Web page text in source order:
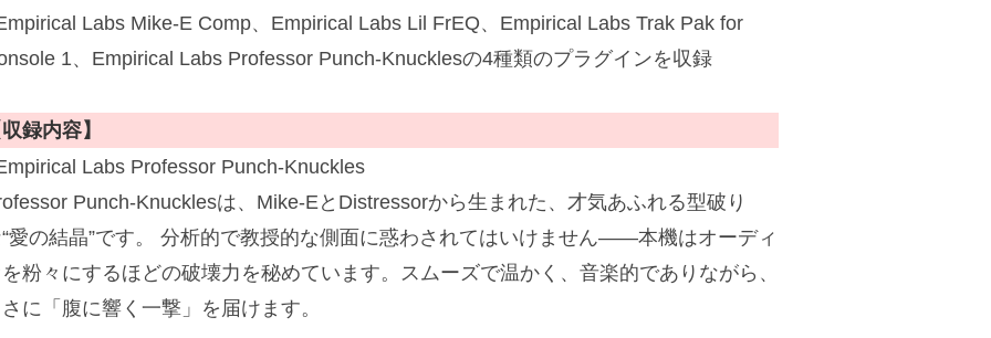
Labs Mike-E Comp、Empirical Labs Lil FrEQ、Empirical Labs Trak Pak for
1、Empirical Labs Professor Punch-Knucklesの4種類のプラグインを収録
収録内容】
Labs Professor Punch-Knuckles
Punch-Knucklesは、Mike-EとDistressorから生まれた、才気あふれる型破り
愛の結晶”です。 分析的で教授的な側面に惑わされてはいけません――本機はオーディ
粉々にするほどの破壊力を秘めています。スムーズで温かく、音楽的でありながら、
さに「腹に響く一撃」を届けます。